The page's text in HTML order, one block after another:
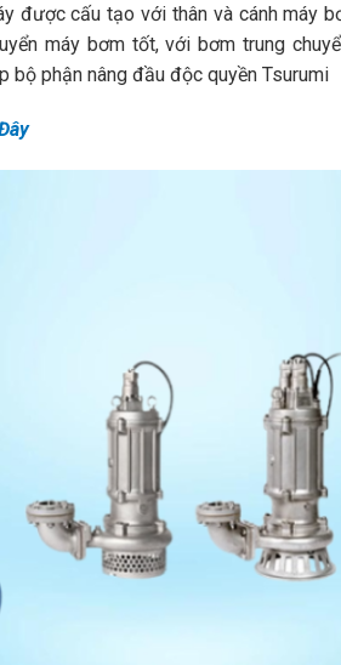
được cấu tạo với thân và cánh máy
máy bơm tốt, với bơm trung
bộ phận nâng đầu độc quyền Tsurumi